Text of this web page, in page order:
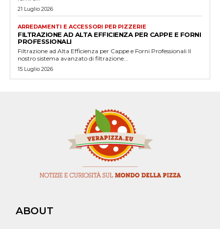
21 Luglio 2026
ARREDAMENTI E ACCESSORI PER PIZZERIE
FILTRAZIONE AD ALTA EFFICIENZA PER CAPPE E FORNI
PROFESSIONALI
Filtrazione ad Alta Efficienza per Cappe e Forni Professionali Il
nostro sistema avanzato di filtrazione...
15 Luglio 2026
ABOUT